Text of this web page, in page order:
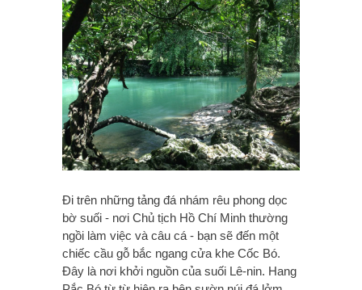
Ði trên những tảng đá nhám rêu phong dọc
bờ suối - nơi Chủ tịch Hồ Chí Minh thường
ngồi làm việc và câu cá - bạn sẽ đến một
chiếc cầu gỗ bắc ngang cửa khe Cốc Bó.
Ðây là nơi khởi nguồn của suối Lê-nin. Hang